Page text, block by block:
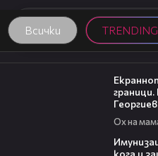
Всички TRENDING
22:19
Ох на
кога и